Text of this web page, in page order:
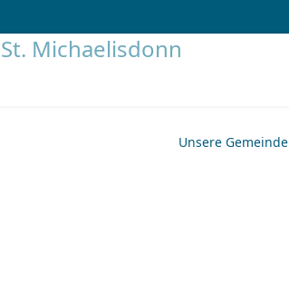
Unsere Gemeinde